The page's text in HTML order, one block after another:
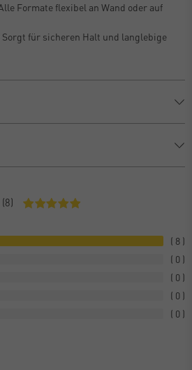
Formate flexibel an Wand oder auf
für sicheren Halt und langlebige
(8)
8
0
0
0
0